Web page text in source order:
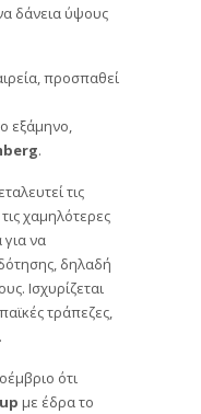
δάνεια ύψους
προσπαθεί
εξάμηνο,
.
τις
χαμηλότερες
για να
δηλαδή
Ισχυρίζεται
τράπεζες,
ότι
με έδρα το